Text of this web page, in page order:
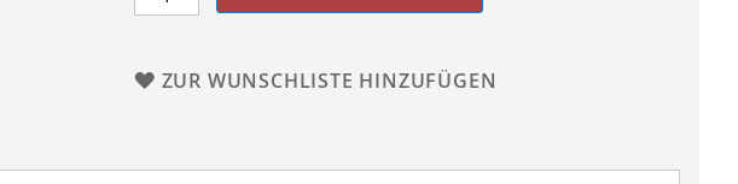
ZUR WUNSCHLISTE HINZUFÜGEN